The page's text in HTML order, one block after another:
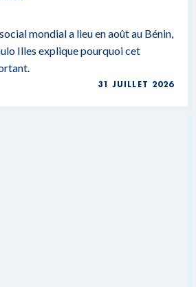
mondial a lieu en août au Bénin,
Illes explique pourquoi cet
31 JUILLET 2026